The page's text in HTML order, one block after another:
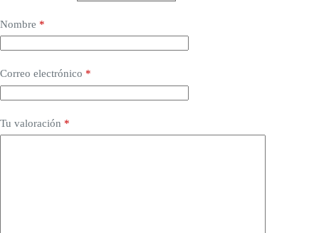
Nombre *
Correo electrónico *
Tu valoración *